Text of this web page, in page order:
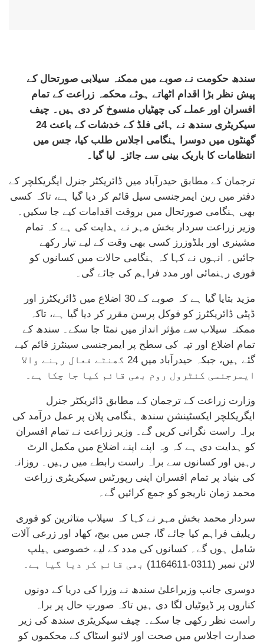
سندھ حکومت نے صوبے میں ممکنہ سیلابی صورتحال کے
پیش نظر بڑا اقدام اٹھاتے ہوئے محکمہ زراعت کے تمام
افسران اور عملے کی چھٹیاں منسوخ کر دی ہیں۔ چیف
سیکریٹری سندھ نے ہائی فلڈ کے خدشات کے باعث 24
گھنٹوں میں دوسرا ہنگامی اجلاس طلب کیا، جس میں
انتظامات کا باریک بینی سے جائزہ لیا گیا۔
ترجمان کے مطابق حیدرآباد میں ڈائریکٹر جنرل ایگریکلچر کے
دفتر میں رین ایمرجنسی سیل قائم کر دیا گیا ہے، تاکہ کسی
بھی ہنگامی صورتحال میں بروقت اقدامات کیے جا سکیں۔
وزیر زراعت سردار بخش مہر نے ہدایت کی ہے کہ تمام
مشینری اور بلڈوزرز کسی بھی وقت کے لیے تیار رکھے
جائیں۔ انہوں نے کہا کہ ہنگامی حالات میں کسانوں کو
فوری رہنمائی اور مدد فراہم کی جائے گی۔
مزید بتایا گیا ہے کہ صوبے کے 30 اضلاع میں ڈائریکٹرز اور
ڈپٹی ڈائریکٹرز کو فوکل پرسن مقرر کر دیا گیا ہے، تاکہ
ممکنہ سیلاب سے مؤثر انداز میں نمٹا جا سکے۔ سندھ کے
تمام اضلاع اور تپہ کی سطح پر ایمرجنسی سینٹرز قائم کیے
گئے ہیں، جبکہ حیدرآباد میں 24 گھنٹے فعال رہنے والا
ایمرجنسی کنٹرول روم بھی قائم کیا جا چکا ہے۔
وزارت زراعت کے ترجمان کے مطابق ڈائریکٹر جنرل
ایگریکلچر ایکسٹینشن سندھ ہنگامی پلان پر عمل درآمد کی
براہ راست نگرانی کریں گے۔ وزیر زراعت نے تمام افسران
کو ہدایت دی ہے کہ وہ اپنے اپنے اضلاع میں مکمل الرٹ
رہیں اور کسانوں سے براہ راست رابطے میں رہیں۔ روزانہ
کی بنیاد پر تمام افسران اپنی رپورٹس سیکریٹری زراعت
محمد زمان ناریجو کو جمع کرائیں گے۔
سردار محمد بخش مہر نے کہا کہ سیلاب متاثرین کو فوری
ریلیف فراہم کیا جائے گا، جس میں بیج، کھاد اور زرعی آلات
شامل ہوں گے۔ کسانوں کی مدد کے لیے خصوصی ہیلپ
لائن نمبر (0311-1164611) بھی قائم کر دیا گیا ہے۔
دوسری جانب وزیراعلیٰ سندھ نے وزرا کی دریا کے دونوں
کناروں پر ڈیوٹیاں لگا دی ہیں تاکہ صورتِ حال پر براہ
راست نظر رکھی جا سکے۔ چیف سیکریٹری سندھ کی زیر
صدارت اجلاس میں صحت اور لائیو اسٹاک کے محکموں کو